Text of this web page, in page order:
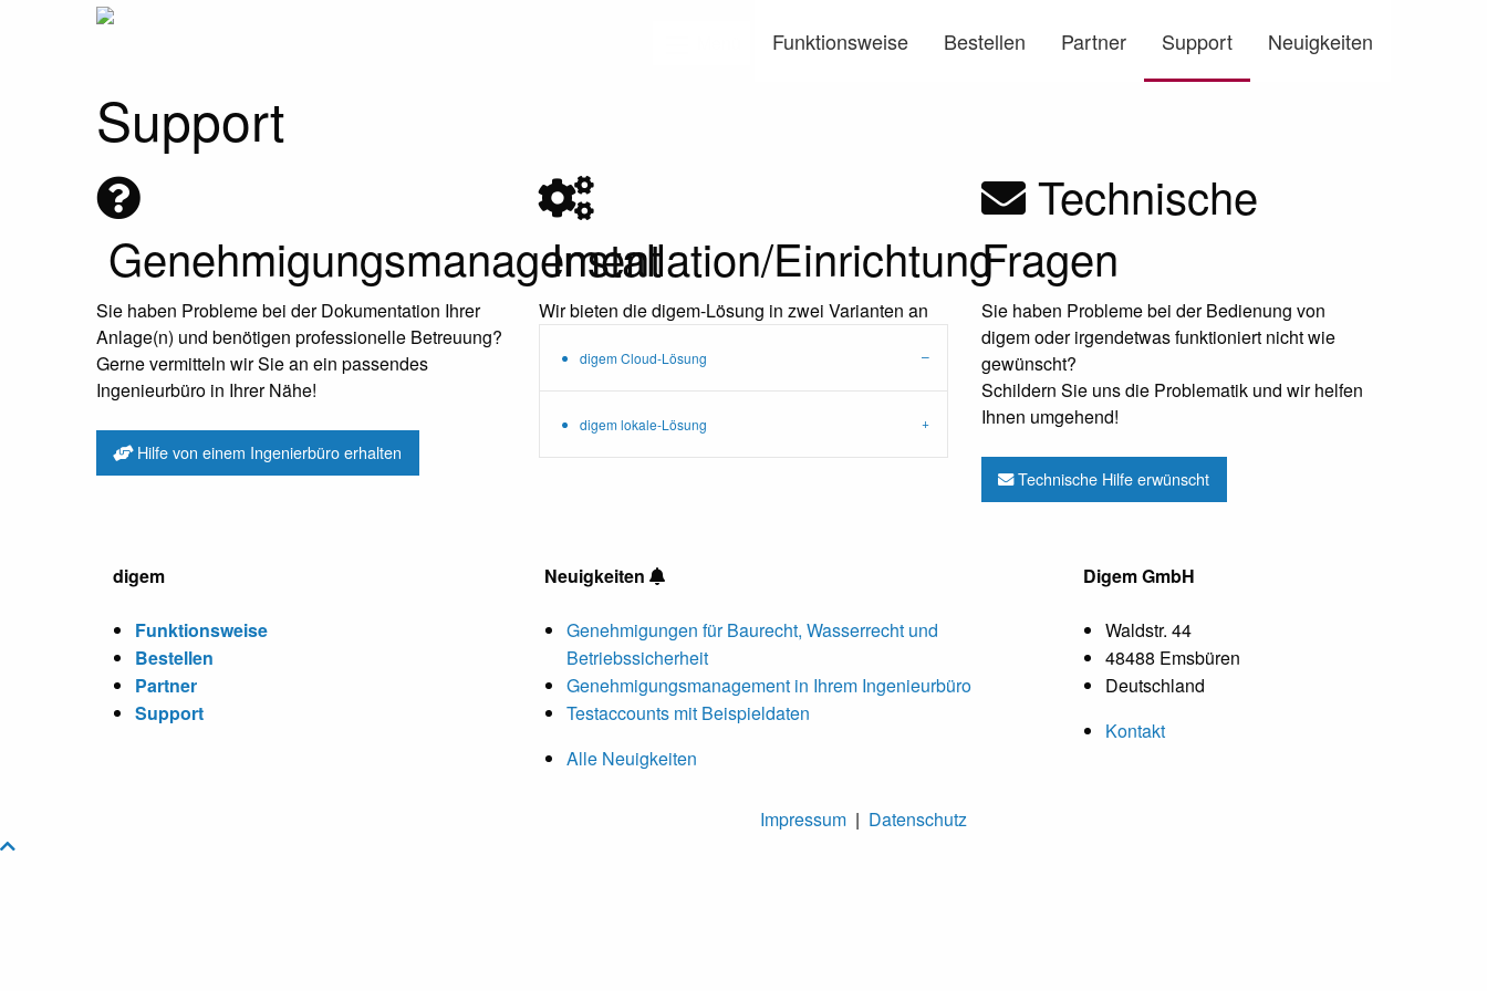
Funktionsweise Bestellen Partner Support Neuigkeiten
Support
Genehmigungsmanagement
Sie haben Probleme bei der Dokumentation Ihrer
Anlage(n) und benötigen professionelle Betreuung?
Gerne vermitteln wir Sie an ein passendes
Ingenieurbüro in Ihrer Nähe!
Hilfe von einem Ingenierbüro erhalten
Installation/Einrichtung
Wir bieten die digem-Lösung in zwei Varianten an
digem Cloud-Lösung
digem lokale-Lösung
Technische
Fragen
Sie haben Probleme bei der Bedienung von
digem oder irgendetwas funktioniert nicht wie
gewünscht?
Schildern Sie uns die Problematik und wir helfen
Ihnen umgehend!
Technische Hilfe erwünscht
digem
Funktionsweise
Bestellen
Partner
Support
Neuigkeiten
Genehmigungen für Baurecht, Wasserrecht und
Betriebssicherheit
Genehmigungsmanagement in Ihrem Ingenieurbüro
Testaccounts mit Beispieldaten
Alle Neuigkeiten
Digem GmbH
Waldstr. 44
48488 Emsbüren
Deutschland
Kontakt
Impressum | Datenschutz